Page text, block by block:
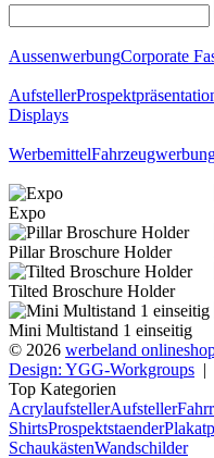
AussenwerbungCorporate
Aufsteller
Displays
Werbemittel
Expo
Pillar Broschure Holder
Tilted Broschure Holder
Mini Multistand 1 einseitig
© 2026 werbeland
Design: YGG-Workgroups |
Top Kategorien
AcrylaufstellerAufsteller
ShirtsProspektstaender
SchaukästenWandschilder